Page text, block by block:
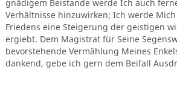
gnädigem Beistande werde Ich auch
Verhältnisse hinzuwirken; Ich werde
Friedens eine Steigerung der geistigen
ergiebt. Dem Magistrat für Seine
bevorstehende Vermählung Meines
dankend, gebe ich gern dem Beifall